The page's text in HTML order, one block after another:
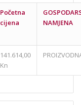
Početna
cijena
NAMJENA
141.614,00
Kn